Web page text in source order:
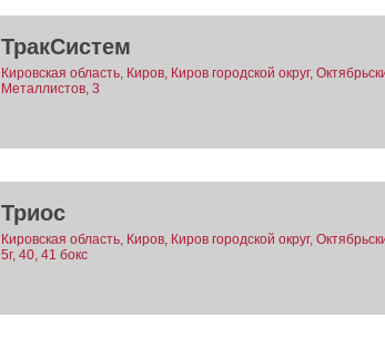
ТракСистем
Кировская область, Киров, Киров городской округ,
Металлистов, 3
Триос
Кировская область, Киров, Киров городской округ,
5г, 40, 41 бокс